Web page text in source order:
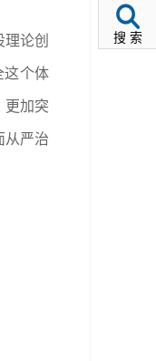
论创
这个体
更加突
从严治
搜 索